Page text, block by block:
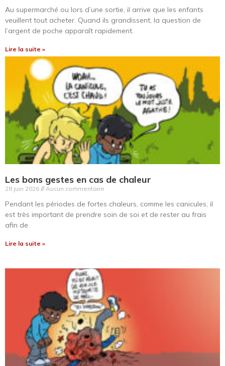
Au supermarché ou lors d’une sortie, il arrive que les enfants
veuillent tout acheter. Quand ils grandissent, la question de
l’argent de poche apparaît rapidement.
Lire la suite »
Les bons gestes en cas de chaleur
28 juin 2026 Aucun commentaire
Pendant les périodes de fortes chaleurs, comme les canicules, il
est très important de prendre soin de soi et de rester au frais
afin de
Lire la suite »